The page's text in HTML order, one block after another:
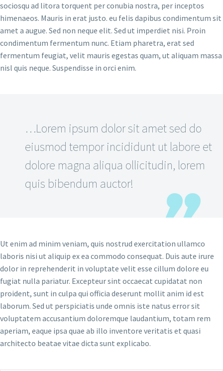
sociosqu ad litora torquent per conubia nostra, per inceptos
himenaeos. Mauris in erat justo. eu felis dapibus condimentum sit
amet a augue. Sed non neque elit. Sed ut imperdiet nisi. Proin
condimentum fermentum nunc. Etiam pharetra, erat sed
fermentum feugiat, velit mauris egestas quam, ut aliquam massa
nisl quis neque. Suspendisse in orci enim.
…Lorem ipsum dolor sit amet sed do
eiusmod tempor incididunt ut labore et
dolore magna aliqua ollicitudin, lorem
quis bibendum auctor!
Ut enim ad minim veniam, quis nostrud exercitation ullamco
laboris nisi ut aliquip ex ea commodo consequat. Duis aute irure
dolor in reprehenderit in voluptate velit esse cillum dolore eu
fugiat nulla pariatur. Excepteur sint occaecat cupidatat non
proident, sunt in culpa qui officia deserunt mollit anim id est
laborum. Sed ut perspiciatis unde omnis iste natus error sit
voluptatem accusantium doloremque laudantium, totam rem
aperiam, eaque ipsa quae ab illo inventore veritatis et quasi
architecto beatae vitae dicta sunt explicabo.